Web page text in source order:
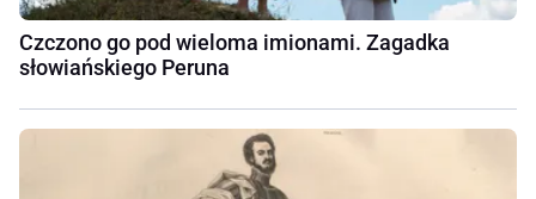
Czczono go pod wieloma imionami. Zagadka
słowiańskiego Peruna